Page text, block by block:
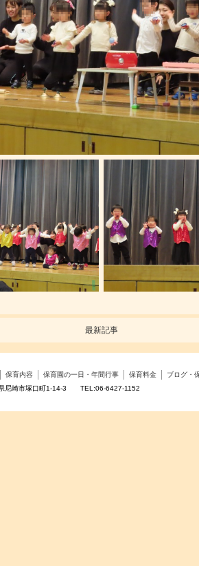
最新記事
保育内容 保育園の一日・年間行事 保育料金
ブログ・
尼崎市塚口町1-14-3 TEL:06-6427-1152